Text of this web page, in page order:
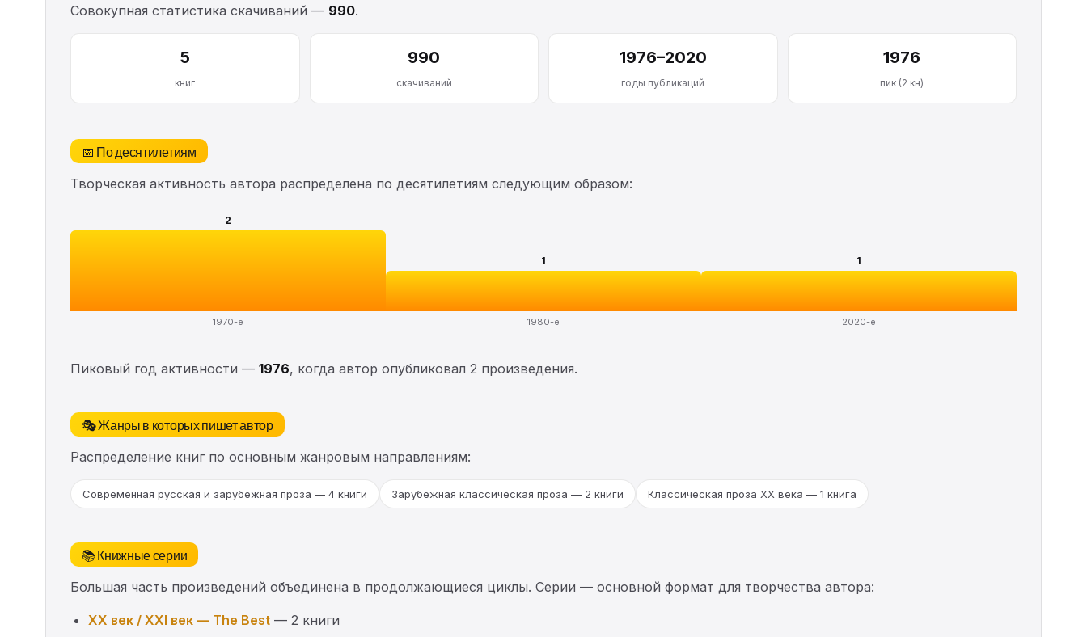
Совокупная статистика скачиваний — 990.
5
книг
990
скачиваний
1976–2020
годы публикаций
1976
пик (2 кн)
📅 По десятилетиям
Творческая активность автора распределена по десятилетиям следующим образом:
2
1970-е
1
1980-е
1
2020-е
Пиковый год активности — 1976, когда автор опубликовал 2 произведения.
🎭 Жанры в которых пишет автор
Распределение книг по основным жанровым направлениям:
Современная русская и зарубежная проза — 4 книги Зарубежная классическая проза — 2 книги Классическая проза ХX века — 1 книга
📚 Книжные серии
Большая часть произведений объединена в продолжающиеся циклы. Серии — основной формат для творчества автора:
XX век / XXI век — The Best — 2 книги